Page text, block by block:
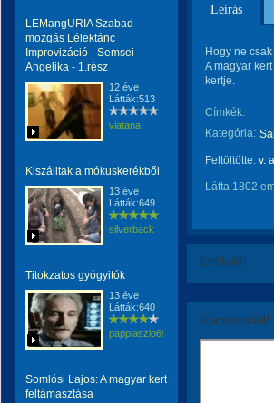
LEMangURIA Szabad
mozgás Lélektánc
Improvizáció - Semsei
Angelika - 1.rész
12 éve
Látták:513
viatana
Kiszálltak a mókuskerékből
13 éve
Látták:649
silverback
Titokzatos gyógyitók
13 éve
Látták:640
papplaszlo69
Somlósi Lajos: A magyar kert
feltámasztása
Leírás
Hogy ne
A magyar
kertje.
Címkék:
Kategória:
Feltöltötte: v.
Látta 1802
Értékeld!
Kommentáld!